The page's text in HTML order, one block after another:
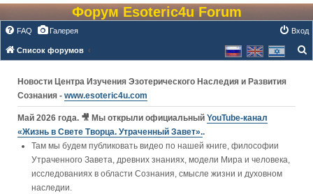
Форум Esoteric4u Forum
FAQ Галерея Вход
Список форумов
Новости Центра Изучения Эзотерического Наследия и Развития
Сознания - www.esoteric4u.com
Май 2026 года. 🎥 Мы открыли официальный YouTube‑канал
«Жизнь в Свете Творца. Утраченный Завет»..
Там мы будем публиковать видео по нашей книге, философии
Утраченного Завета, древних знаниях, модели Мира и человека,
исследованиях в области Сознания, смысле жизни и духовном
наследии.